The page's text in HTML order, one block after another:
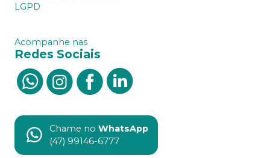
LGPD
Acompanhe nas
Redes Sociais
Chame no WhatsApp
(47) 99146-6777